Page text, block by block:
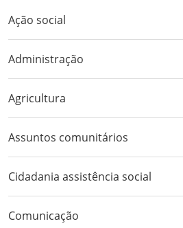
Ação social
Administração
Agricultura
Assuntos comunitários
Cidadania assistência social
Comunicação